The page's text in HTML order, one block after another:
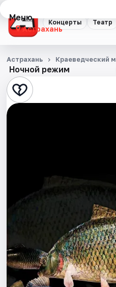
Концерты Театр
Меню
Астрахань
Концерты
Театр
Стендап
Спорт
События
Города
Площадки
Ночной режим
Астрахань Краеведческий